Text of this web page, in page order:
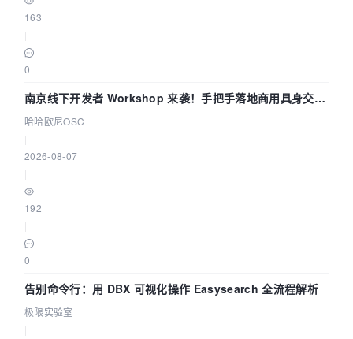
163
0
南京线下开发者 Workshop 来袭！手把手落地商用具身交互
智能 Agent 应用
哈哈欧尼OSC
2026-08-07
192
0
告别命令行：用 DBX 可视化操作 Easysearch 全流程解析
极限实验室